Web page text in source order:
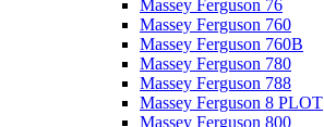
Massey Ferguson 76
Massey Ferguson 760
Massey Ferguson 760B
Massey Ferguson 780
Massey Ferguson 788
Massey Ferguson 8 PLOT
Massey Ferguson 800